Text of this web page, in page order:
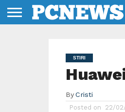
STIRI
By Cristi
Posted on 22/